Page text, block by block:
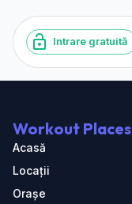
Intrare gratuită
Workout Places
Acasă
Locații
Orașe